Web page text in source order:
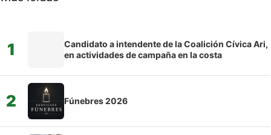
1
Candidato a intendente de la Coalición Cívica Ari,
en actividades de campaña en la costa
2 Fúnebres 2026